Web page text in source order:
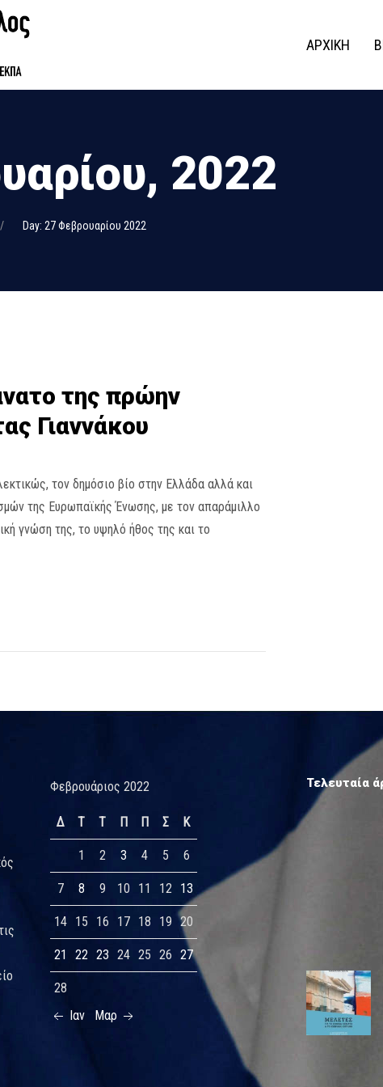
ΑΡΧΙΚΗ
2022
Day: 27 Φεβρουαρίου 2022
της πρώην
Γιαννάκου
τον δημόσιο βίο στην Ελλάδα αλλά και
της Ευρωπαϊκής Ένωσης, με τον απαράμιλλο
γνώση της, το υψηλό ήθος της και το
Φεβρουάριος 2022
Δ Τ Τ Π Π Σ Κ
1 2 3 4 5 6
7 8 9 10 11 12 13
14 15 16 17 18 19 20
21 22 23 24 25 26 27
28
Ιαν
Μαρ
Τελευταία